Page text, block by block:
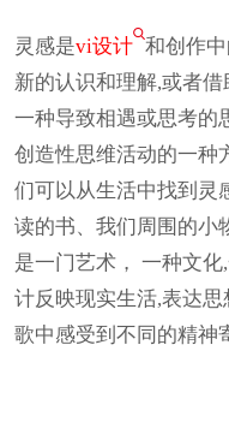
灵感是vi设计 和创作
新的认识和理解,或者
一种导致相遇或思考的
创造性思维活动的一种
们可以从生活中找到灵
读的书、我们周围的小
是一门艺术， 一种文
计反映现实生活,表达
歌中感受到不同的精神